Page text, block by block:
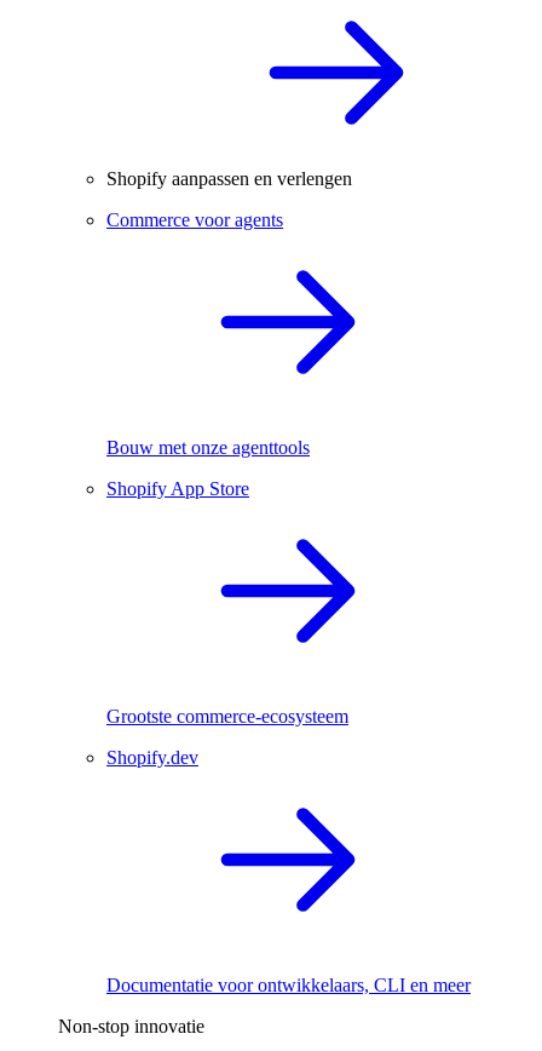
Shopify aanpassen en verlengen
Commerce voor agents
Bouw met onze agenttools
Shopify App Store
Grootste commerce-ecosysteem
Shopify.dev
Documentatie voor ontwikkelaars, CLI en meer
Non-stop innovatie